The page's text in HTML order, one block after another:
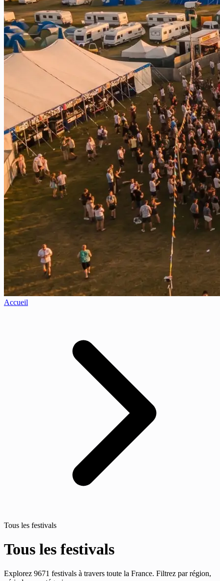
Accueil
Tous les festivals
Tous les festivals
Explorez 9671 festivals à travers toute la France. Filtrez par région,